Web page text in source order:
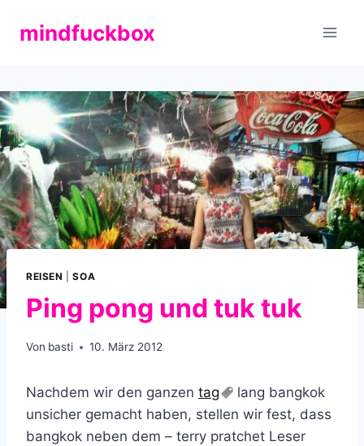
Inhaltmindfuckbox
REISEN |SOA
Ping pong und tuk tuk
Von basti 10. März 2012
Nachdem wir den ganzen tag
lang bangkok
unsicher gemacht haben, stellen wir fest, dass
bangkok neben dem – terry pratchet Leser